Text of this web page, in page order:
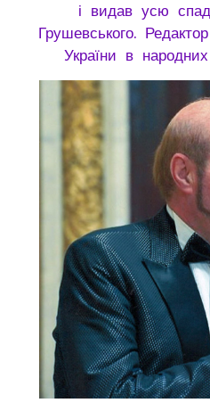
і видав усю
Грушевського.
України в